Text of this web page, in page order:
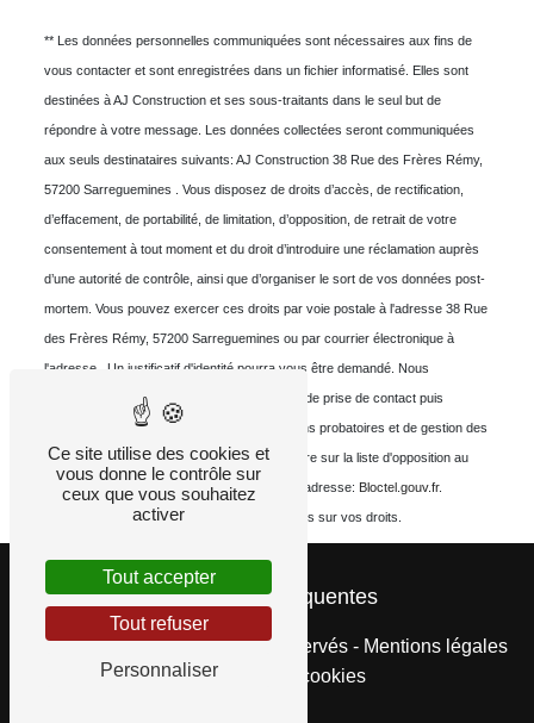
** Les données personnelles communiquées sont nécessaires aux fins de
vous contacter et sont enregistrées dans un fichier informatisé. Elles sont
destinées à AJ Construction et ses sous-traitants dans le seul but de
répondre à votre message. Les données collectées seront communiquées
aux seuls destinataires suivants: AJ Construction 38 Rue des Frères Rémy,
57200 Sarreguemines . Vous disposez de droits d’accès, de rectification,
d’effacement, de portabilité, de limitation, d’opposition, de retrait de votre
consentement à tout moment et du droit d’introduire une réclamation auprès
d’une autorité de contrôle, ainsi que d’organiser le sort de vos données post-
mortem. Vous pouvez exercer ces droits par voie postale à l'adresse 38 Rue
des Frères Rémy, 57200 Sarreguemines ou par courrier électronique à
l'adresse . Un justificatif d'identité pourra vous être demandé. Nous
conservons vos données pendant la période de prise de contact puis
pendant la durée de prescription légale aux fins probatoires et de gestion des
contentieux. Vous avez le droit de vous inscrire sur la liste d'opposition au
démarchage téléphonique, disponible à cette adresse: Bloctel.gouv.fr.
Consultez le site cnil.fr pour plus d’informations sur vos droits.
Recherches fréquentes
Vistalid- 2026 - Tous droits réservés - Mentions légales
-Gestion des cookies
Ce site utilise des cookies et
vous donne le contrôle sur
ceux que vous souhaitez
activer
Tout accepter
Tout refuser
Personnaliser